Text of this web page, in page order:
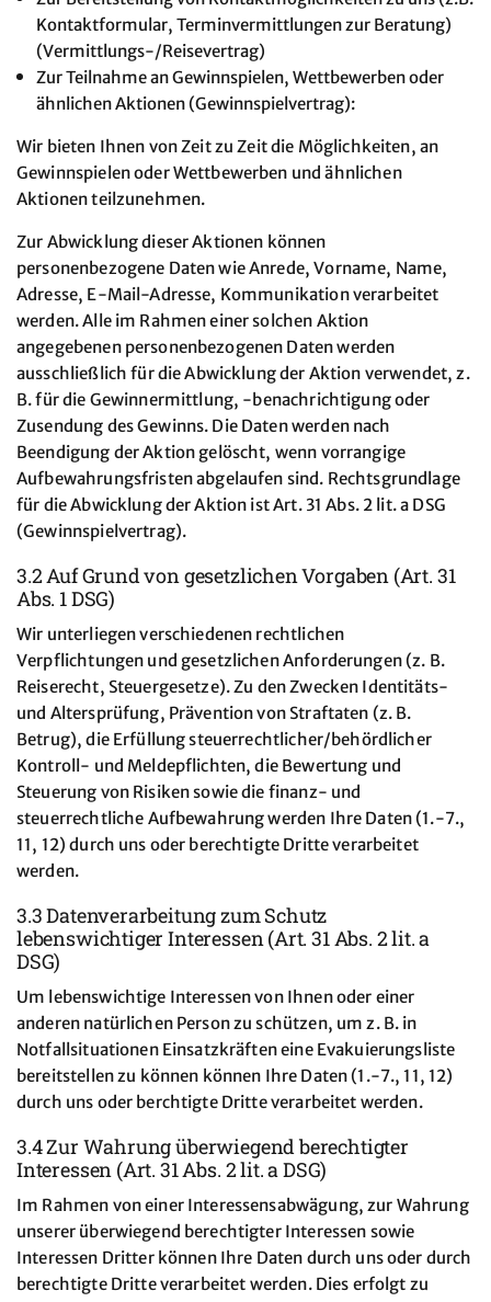
Kontaktformular, Terminvermittlungen zur Beratung)
(Vermittlungs-/Reisevertrag)
Zur Teilnahme an Gewinnspielen, Wettbewerben oder
ähnlichen Aktionen (Gewinnspielvertrag):
Wir bieten Ihnen von Zeit zu Zeit die Möglichkeiten, an
Gewinnspielen oder Wettbewerben und ähnlichen
Aktionen teilzunehmen.
Zur Abwicklung dieser Aktionen können
personenbezogene Daten wie Anrede, Vorname, Name,
Adresse, E-Mail-Adresse, Kommunikation verarbeitet
werden. Alle im Rahmen einer solchen Aktion
angegebenen personenbezogenen Daten werden
ausschließlich für die Abwicklung der Aktion verwendet, z.
B. für die Gewinnermittlung, -benachrichtigung oder
Zusendung des Gewinns. Die Daten werden nach
Beendigung der Aktion gelöscht, wenn vorrangige
Aufbewahrungsfristen abgelaufen sind. Rechtsgrundlage
für die Abwicklung der Aktion ist Art. 31 Abs. 2 lit. a DSG
(Gewinnspielvertrag).
3.2 Auf Grund von gesetzlichen Vorgaben (Art. 31
Abs. 1 DSG)
Wir unterliegen verschiedenen rechtlichen
Verpflichtungen und gesetzlichen Anforderungen (z. B.
Reiserecht, Steuergesetze). Zu den Zwecken Identitäts-
und Altersprüfung, Prävention von Straftaten (z. B.
Betrug), die Erfüllung steuerrechtlicher/behördlicher
Kontroll- und Meldepflichten, die Bewertung und
Steuerung von Risiken sowie die finanz- und
steuerrechtliche Aufbewahrung werden Ihre Daten (1.-7.,
11, 12) durch uns oder berechtigte Dritte verarbeitet
werden.
3.3 Datenverarbeitung zum Schutz
lebenswichtiger Interessen (Art. 31 Abs. 2 lit. a
DSG)
Um lebenswichtige Interessen von Ihnen oder einer
anderen natürlichen Person zu schützen, um z. B. in
Notfallsituationen Einsatzkräften eine Evakuierungsliste
bereitstellen zu können können Ihre Daten (1.-7., 11, 12)
durch uns oder berchtigte Dritte verarbeitet werden.
3.4 Zur Wahrung überwiegend berechtigter
Interessen (Art. 31 Abs. 2 lit. a DSG)
Im Rahmen von einer Interessensabwägung, zur Wahrung
unserer überwiegend berechtigter Interessen sowie
Interessen Dritter können Ihre Daten durch uns oder durch
berechtigte Dritte verarbeitet werden. Dies erfolgt zu